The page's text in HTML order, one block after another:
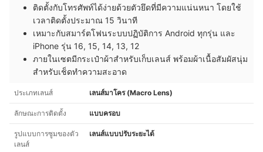
ติดตั้งกับโทรศัพท์ได้ง่ายด้วยตัวยึดที่มีความแน่นหนา โดยใช้
เวลาติดตั้งประมาณ 15 วินาที
เหมาะกับสมาร์ตโฟนระบบปฏิบัติการ Android ทุกรุ่น และ
iPhone รุ่น 16, 15, 14, 13, 12
ภายในเซตมีกระเป๋าผ้าสำหรับเก็บเลนส์ พร้อมผ้าเนื้อสัมผัสนุ่ม
สำหรับเช็ดทำความสะอาด
ประเภทเลนส์ เลนส์มาโคร (Macro Lens)
ลักษณะการติดตั้ง แบบครอบ
รูปแบบการซูมของตัว
เลนส์
เลนส์แบบปรับระยะได้